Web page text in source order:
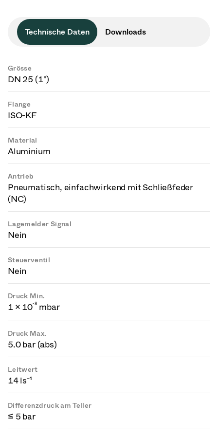
Technische Daten Downloads
Grösse
DN 25 (1")
Flange
ISO-KF
Material
Aluminium
Antrieb
Pneumatisch, einfachwirkend mit Schließfeder
(NC)
Lagemelder Signal
Nein
Steuerventil
Nein
Druck Min.
1 × 10-8 mbar
Druck Max.
5.0 bar (abs)
Leitwert
14 ls⁻¹
Differenzdruck am Teller
≤ 5 bar